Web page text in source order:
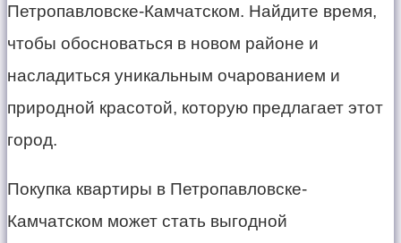
Петропавловске-Камчатском. Найдите время,
чтобы обосноваться в новом районе и
насладиться уникальным очарованием и
природной красотой, которую предлагает этот
город.
Покупка квартиры в Петропавловске-
Камчатском может стать выгодной